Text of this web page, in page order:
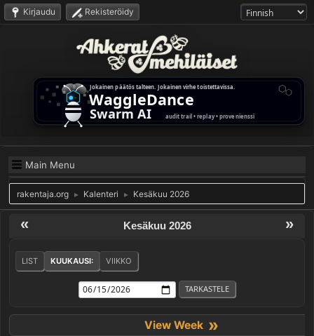
Kirjaudu Rekisteröidy
Main Menu
rakentaja.org ► Kalenteri ► Kesäkuu 2026
« »
Kesäkuu 2026
LIST KUUKAUSI: VIIKKO
»